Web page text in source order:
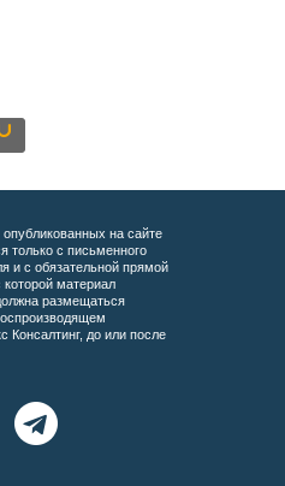
на сайте
только с письменного
и с обязательной прямой
которой материал
размещаться
Консалтинг, до или после